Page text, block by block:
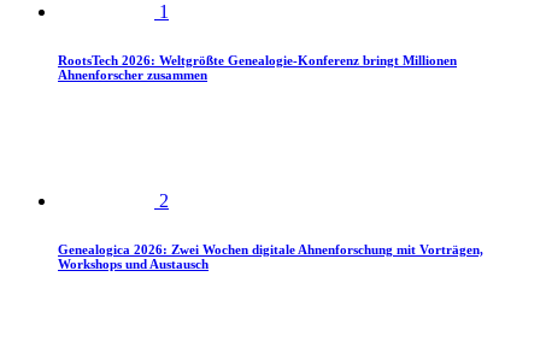
1
RootsTech 2026: Weltgrößte Genealogie-Konferenz bringt Millionen
Ahnenforscher zusammen
2
Genealogica 2026: Zwei Wochen digitale Ahnenforschung mit Vorträgen,
Workshops und Austausch